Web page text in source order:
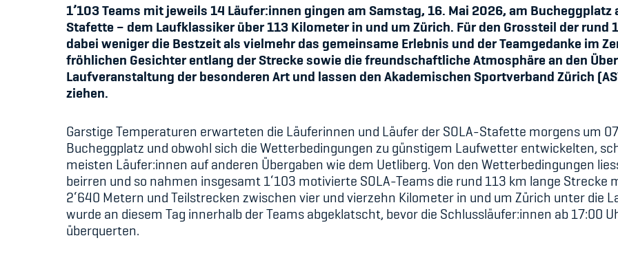
1’103 Teams mit jeweils 14 Läufer:innen gingen am Samstag, 16. Mai 2026, am Bucheggplatz
Stafette – dem Laufklassiker über 113 Kilometer in und um Zürich. Für den Grossteil der rund
dabei weniger die Bestzeit als vielmehr das gemeinsame Erlebnis und der Teamgedanke im
fröhlichen Gesichter entlang der Strecke sowie die freundschaftliche Atmosphäre an den
Laufveranstaltung der besonderen Art und lassen den Akademischen Sportverband Zürich
ziehen.
Garstige Temperaturen erwarteten die Läuferinnen und Läufer der SOLA-Stafette morgens um
Bucheggplatz und obwohl sich die Wetterbedingungen zu günstigem Laufwetter entwickelten,
meisten Läufer:innen auf anderen Übergaben wie dem Uetliberg. Von den Wetterbedingungen
beirren und so nahmen insgesamt1‘103 motivierte SOLA-Teams die rund 113 km lange Strecke
2‘640 Metern und Teilstrecken zwischen vier und vierzehn Kilometer in und um Zürich unter die
wurde an diesem Tag innerhalb der Teams abgeklatscht, bevor die Schlussläufer:innen ab 17:00
überquerten.